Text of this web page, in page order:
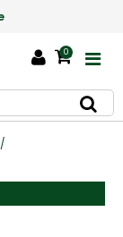
0
/